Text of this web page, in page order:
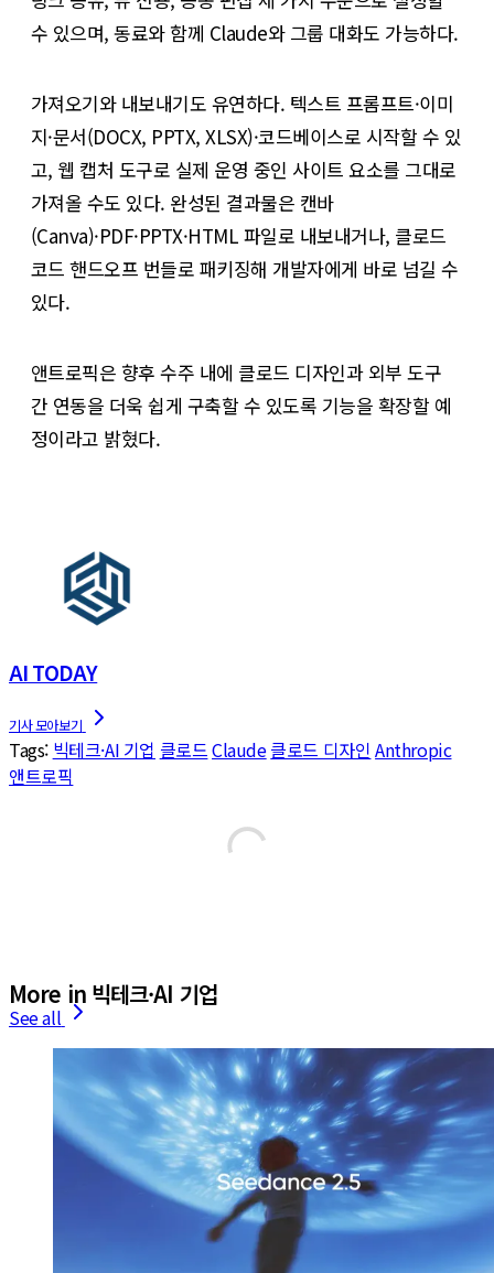
수 있으며, 동료와 함께 Claude와 그룹 대화도 가능하다.
가져오기와 내보내기도 유연하다. 텍스트 프롬프트·이미
지·문서(DOCX, PPTX, XLSX)·코드베이스로 시작할 수 있
고, 웹 캡처 도구로 실제 운영 중인 사이트 요소를 그대로
가져올 수도 있다. 완성된 결과물은 캔바
(Canva)·PDF·PPTX·HTML 파일로 내보내거나, 클로드
코드 핸드오프 번들로 패키징해 개발자에게 바로 넘길 수
있다.
앤트로픽은 향후 수주 내에 클로드 디자인과 외부 도구
간 연동을 더욱 쉽게 구축할 수 있도록 기능을 확장할 예
정이라고 밝혔다.
AI TODAY
Tags: 빅테크·AI 기업 클로드Claude클로드 디자인 Anthropic
앤트로픽
More in 빅테크·AI 기업
See all